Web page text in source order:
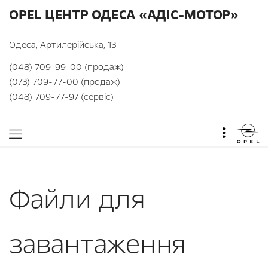
OPEL ЦЕНТР ОДЕСА «АДІС-МОТОР»
Одеса, Артилерійська, 13
(048) 709-99-00 (продаж)
(073) 709-77-00 (продаж)
(048) 709-77-97 (сервіс)
Файли для
завантаження